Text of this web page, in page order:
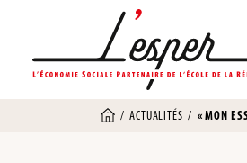
/ACTUALITÉS / « MON